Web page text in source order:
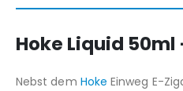
Hoke Liquid 50ml
Nebst dem Hoke Einweg E-